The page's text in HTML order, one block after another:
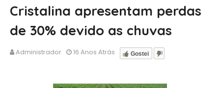
Cristalina apresentam perdas
de 30% devido as chuvas
Administrador Gostei
16 Anos Atrás